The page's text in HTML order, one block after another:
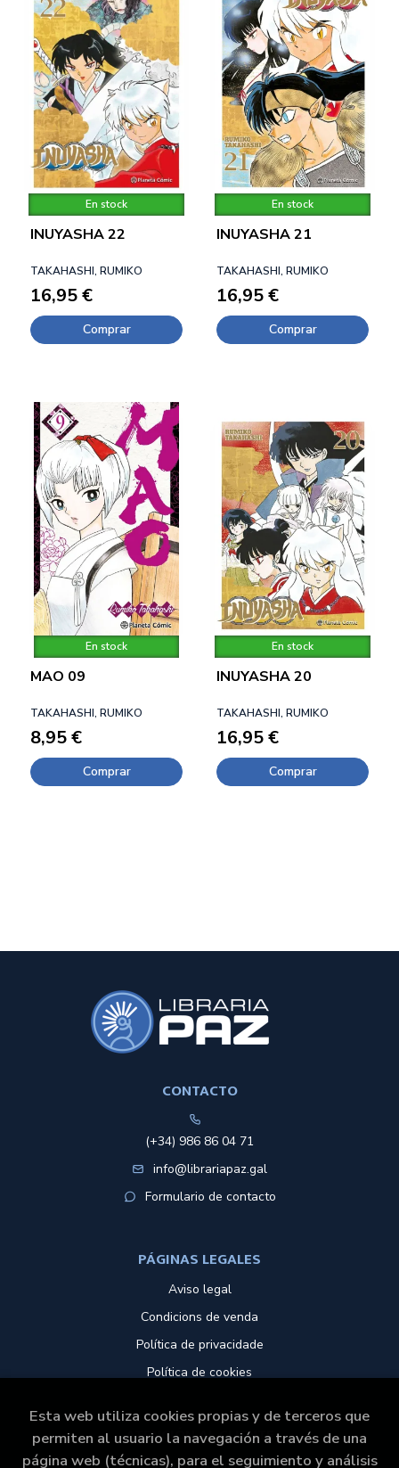
En stock
INUYASHA 22
TAKAHASHI, RUMIKO
16,95 €
Comprar
En stock
INUYASHA 21
TAKAHASHI, RUMIKO
16,95 €
Comprar
En stock
MAO 09
TAKAHASHI, RUMIKO
8,95 €
Comprar
En stock
INUYASHA 20
TAKAHASHI, RUMIKO
16,95 €
Comprar
CONTACTO
(+34) 986 86 04 71
info@librariapaz.gal
Formulario de contacto
PÁGINAS LEGALES
Aviso legal
Condicions de venda
Política de privacidade
Política de cookies
ATENCIÓN AL CLIENTE
Esta web utiliza cookies propias y de terceros que
permiten al usuario la navegación a través de una
página web (técnicas), para el seguimiento y análisis